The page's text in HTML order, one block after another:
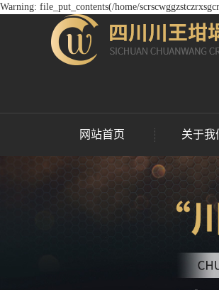
Warning: file_put_contents(/home/
网站首页 关于我